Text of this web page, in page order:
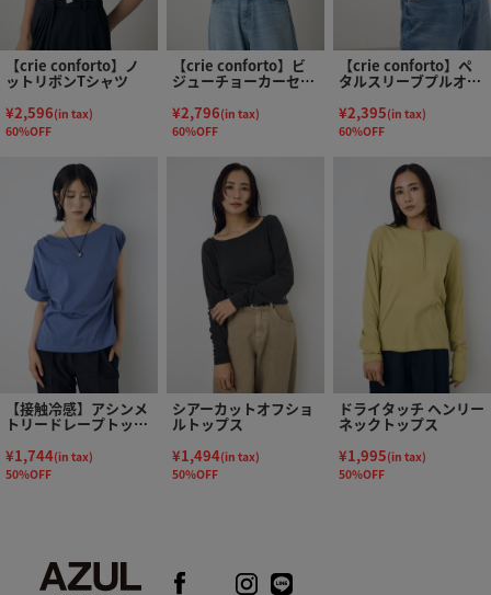
【crie conforto】ノ
ットリボンTシャツ
¥2,596(in tax)
60%OFF
【crie conforto】ビ
ジューチョーカーセッ
トカットソー
¥2,796(in tax)
60%OFF
【crie conforto】ペ
タルスリーブプルオー
バー
¥2,395(in tax)
60%OFF
【接触冷感】アシンメ
トリードレープトップ
¥1,744(in tax)
50%OFF
シアーカットオフショ
ルトップス
¥1,494(in tax)
50%OFF
ドライタッチ ヘンリー
ネックトップス
¥1,995(in tax)
50%OFF